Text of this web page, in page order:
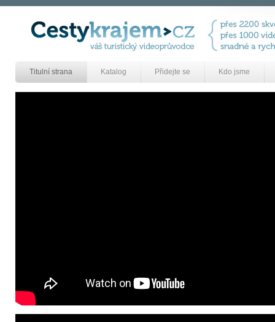
Titulní strana Katalog Přidejte se Kdo jsme